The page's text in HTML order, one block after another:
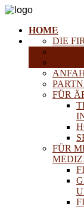
HOME
DIE
FÜR
FÜR